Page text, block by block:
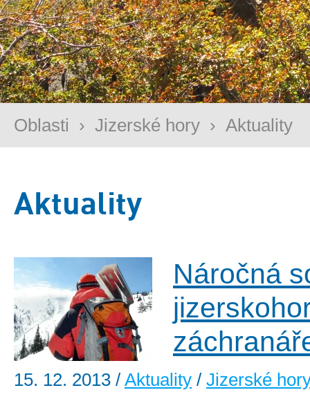
Oblasti › Jizerské hory › Aktuality
Aktuality
Náročná
15. 12. 2013 / Aktuality / Jizerské